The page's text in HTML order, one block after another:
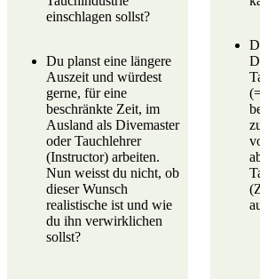
einschlagen sollst?
Du planst eine längere
Auszeit und würdest
gerne, für eine
beschränkte Zeit, im
Ausland als Divemaster
oderTauchlehrer
(Instructor) arbeiten.
Nun weisst du nicht, ob
dieser Wunsch
realistische ist und wie
du ihn verwirklichen
sollst?